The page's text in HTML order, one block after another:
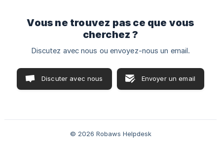
Vous ne trouvez pas ce que vous
cherchez ?
Discutez avec nous ou envoyez-nous un email.
Discuter avec nous Envoyer un email
© 2026 Robaws Helpdesk